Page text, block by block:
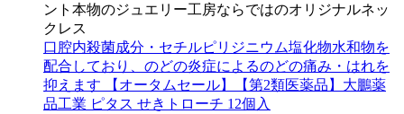
ント本物のジュエリー工房ならではのオリジナルネッ
クレス
口腔内殺菌成分・セチルピリジニウム塩化物水和物を
配合しており、のどの炎症によるのどの痛み・はれを
抑えます 【オータムセール】【第2類医薬品】大鵬薬
品工業 ピタス せきトローチ 12個入